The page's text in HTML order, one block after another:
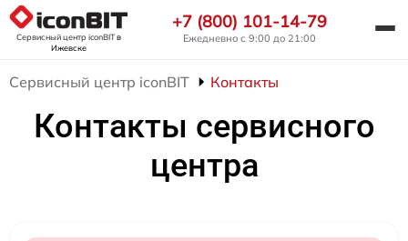
Сервисный центр iconBITв
Ижевске
+7 (800) 101-14-79
Ежедневно с 9:00 до 21:00
Сервисный центр iconBIT Контакты
Контакты сервисного
центра